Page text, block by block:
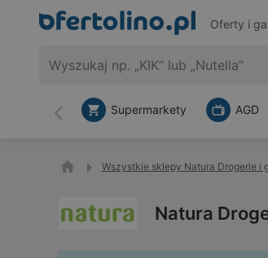
Oferty i
Wstecz
Supermarkety AGD
Wszystkie sklepy Natura Drogerie i
Natura